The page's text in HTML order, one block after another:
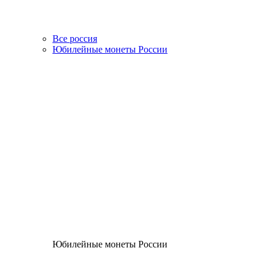
Все россия
Юбилейные монеты России
Юбилейные монеты России